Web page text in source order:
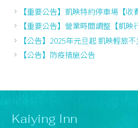
【重要公告】凱映特約停車場【收
【重要公告】營業時間調整【凱映
【公告】2025年元旦起 凱映輕旅
【公告】防疫措施公告
Kaiying Inn